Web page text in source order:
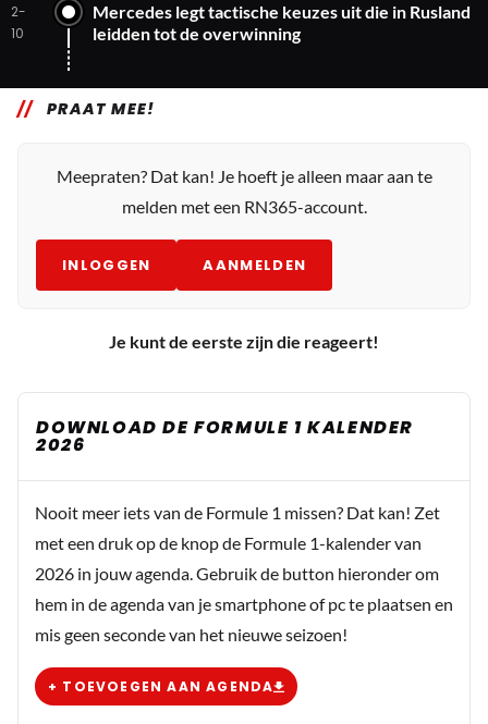
2-
10
Mercedes legt tactische keuzes uit die in Rusland
leidden tot de overwinning
PRAAT MEE!
Meepraten? Dat kan! Je hoeft je alleen maar aan te
melden met een RN365-account.
INLOGGEN AANMELDEN
Je kunt de eerste zijn die reageert!
DOWNLOAD DE FORMULE 1 KALENDER
2026
Nooit meer iets van de Formule 1 missen? Dat kan! Zet
met een druk op de knop de Formule 1-kalender van
2026 in jouw agenda. Gebruik de button hieronder om
hem in de agenda van je smartphone of pc te plaatsen en
mis geen seconde van het nieuwe seizoen!
+ TOEVOEGEN AAN AGENDA